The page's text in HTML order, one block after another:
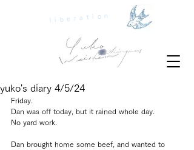
liberation
yuko's diary 4/5/24
Friday.
Dan was off today, but it rained whole day.
No yard work.
Dan brought home some beef, and wanted to